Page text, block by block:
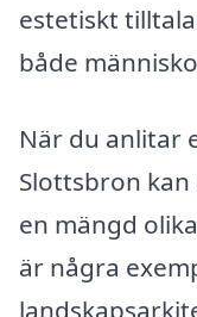
estetiskt
både
När du anlitar
Slottsbron
en mängd
är några